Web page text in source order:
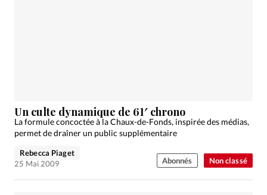
Non classé
Un culte dynamique de 61′ chrono
La formule concoctée à la Chaux-de-Fonds, inspirée des médias,
permet de draîner un public supplémentaire
Rebecca Piaget
25 Mai 2009
Abonnés